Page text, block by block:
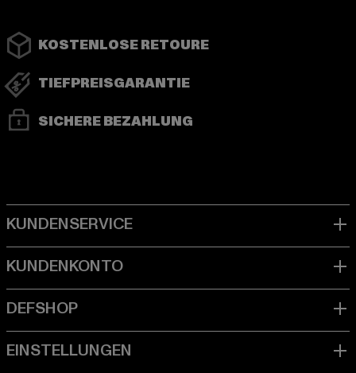
KOSTENLOSE RETOURE
TIEFPREISGARANTIE
SICHERE BEZAHLUNG